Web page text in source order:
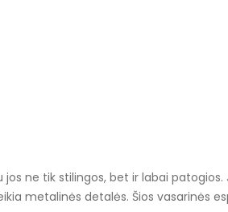
ne tik stilingos, bet ir labai patogios.
metalinės detalės. Šios vasarinės